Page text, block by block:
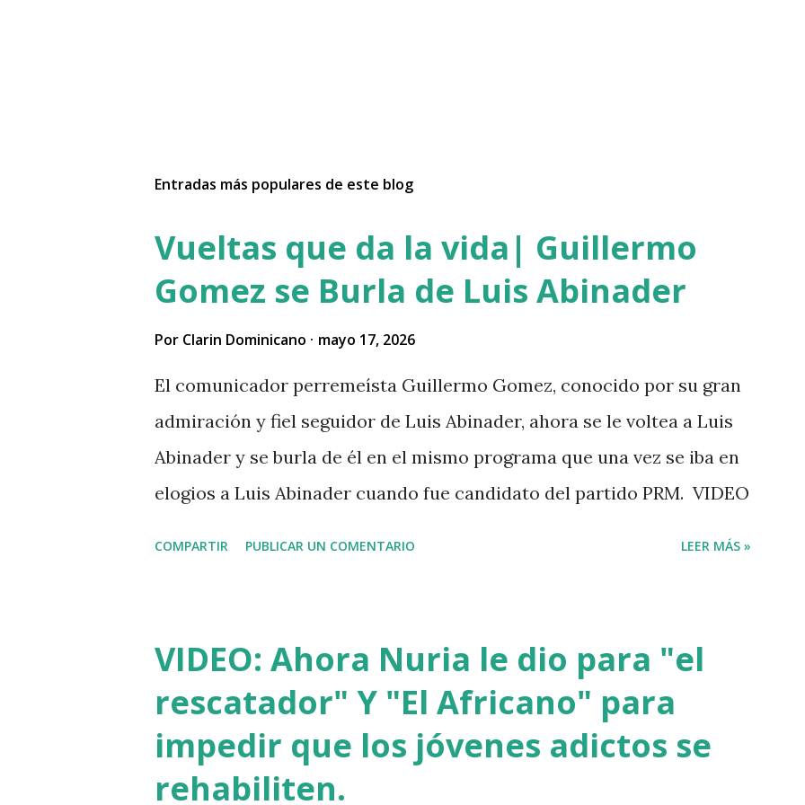
Entradas más populares de este blog
Vueltas que da la vida| Guillermo
Gomez se Burla de Luis Abinader
Por Clarin Dominicano mayo 17, 2026
El comunicador perremeísta Guillermo Gomez, conocido por su gran
admiración y fiel seguidor de Luis Abinader, ahora se le voltea a Luis
Abinader y se burla de él en el mismo programa que una vez se iba en
elogios a Luis Abinader cuando fue candidato del partido PRM. VIDEO
COMPARTIR PUBLICAR UN COMENTARIO LEER MÁS »
VIDEO: Ahora Nuria le dio para "el
rescatador" Y "El Africano" para
impedir que los jóvenes adictos se
rehabiliten.